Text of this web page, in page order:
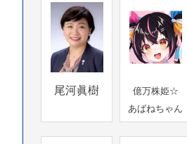
尾河眞樹
億万株姫☆
あばねちゃん